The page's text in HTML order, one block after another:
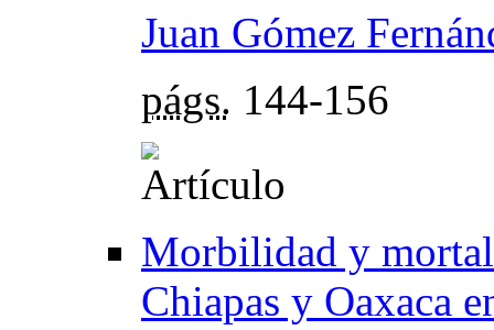
Juan Gómez
págs. 144-156
Morbilidad y
Chiapas y Oaxaca